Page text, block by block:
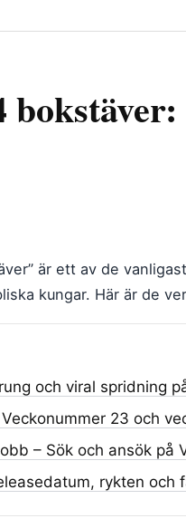
är ett av de
kungar. Här är de
och viral spridning
23 och
– Sök och ansök på
rykten och